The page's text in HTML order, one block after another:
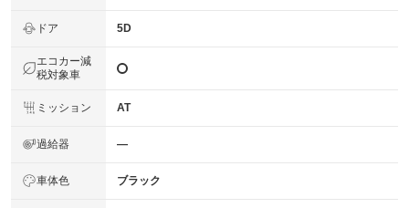
ドア 5D
エコカー減
税対象車
ミッション AT
過給器 ―
車体色 ブラック